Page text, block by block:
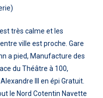
très calme et les
ville est proche. Gare
a pied, Manufacture des
du Théâtre à 100,
III en épi Gratuit.
le Nord Cotentin Navette